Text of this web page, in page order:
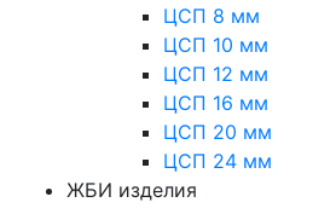
ЦСП 8 мм
ЦСП 10 мм
ЦСП 12 мм
ЦСП 16 мм
ЦСП 20 мм
ЦСП 24 мм
ЖБИ изделия